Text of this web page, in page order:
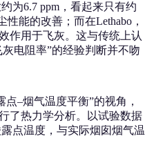
为6.7 ppm，看起来只有约
性能的改善；而在Lethabo，
作用于飞灰。这与传统上认
电阻率”的经验判断并不吻
–烟气温度平衡”的视角，
了热力学分析。以试验数据
点温度，与实际烟囱烟气温